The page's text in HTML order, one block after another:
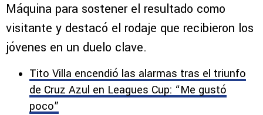
Máquina para sostener el resultado como
visitante y destacó el rodaje que recibieron los
jóvenes en un duelo clave.
Tito Villa encendió las alarmas tras el triunfo
de Cruz Azul en Leagues Cup: “Me gustó
poco”